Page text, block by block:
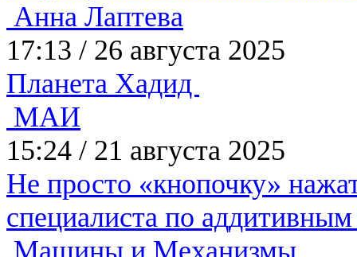
Анна Лаптева
17:13 / 26 августа 2025
Планета Хадид
МАИ
15:24 / 21 августа 2025
Не просто «кнопочку»
специалиста по
Машины и Механизмы